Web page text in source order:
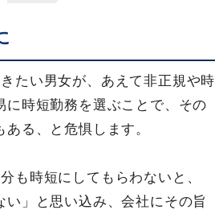
たい男女が、あえて非正規や時
時短勤務を選ぶことで、その
る、と危惧します。
も時短にしてもらわないと、
い」と思い込み、会社にその旨